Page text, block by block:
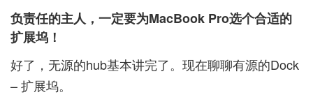
负责任的主人，一定要为MacBook Pro选个合适的
扩展坞！
好了，无源的hub基本讲完了。现在聊聊有源的Dock
– 扩展坞。